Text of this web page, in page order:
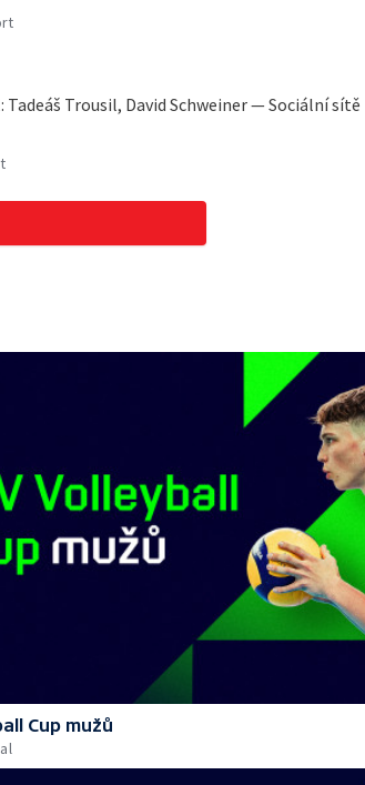
Trousil, David Schweiner — Sociální sítě
Cup mužů